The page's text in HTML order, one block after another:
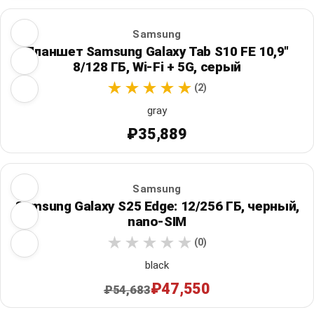
Samsung
Планшет Samsung Galaxy Tab S10 FE 10,9"
8/128 ГБ, Wi‑Fi + 5G, серый
(2)
gray
₽35,889
Samsung
Samsung Galaxy S25 Edge: 12/256 ГБ, черный,
nano-SIM
(0)
black
₽54,683₽47,550